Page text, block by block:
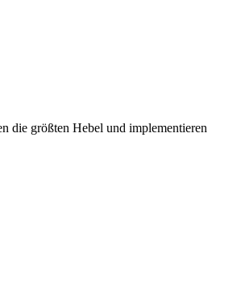
die größten Hebel und implementieren